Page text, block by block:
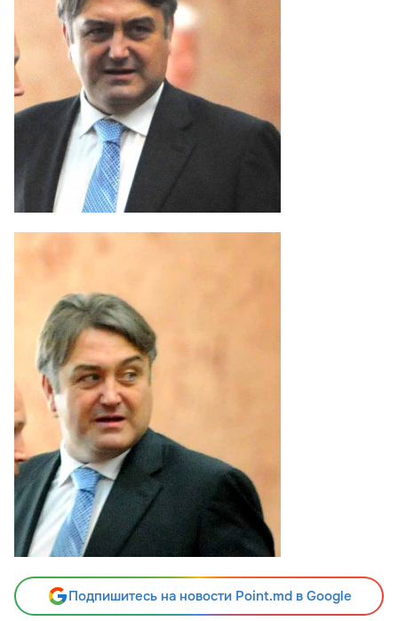
Подпишитесь на новости Point.md в Google